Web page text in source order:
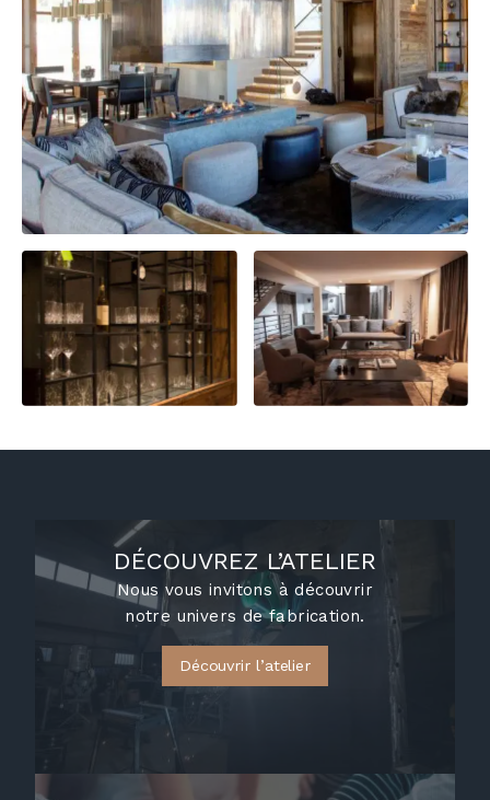
DÉCOUVREZ L’ATELIER
Nous vous invitons à découvrir
notre univers de fabrication.
Découvrir l’atelier